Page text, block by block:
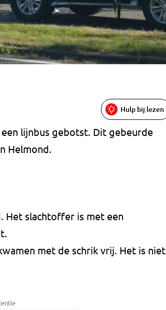
Hulp bij lezen
lijnbus gebotst. Dit gebeurde
Helmond.
Het slachtoffer is met een
met de schrik vrij. Het is niet